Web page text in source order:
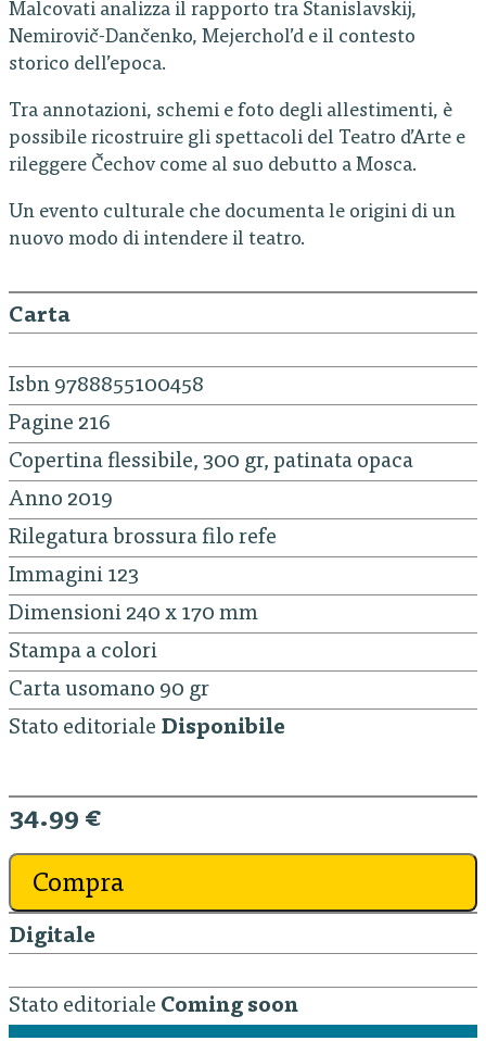
Malcovati analizza il rapporto tra Stanislavskij,
Nemirovič-Dančenko, Mejerchol’d e il contesto
storico dell’epoca.
Tra annotazioni, schemi e foto degli allestimenti, è
possibile ricostruire gli spettacoli del Teatro d’Arte e
rileggere Čechov come al suo debutto a Mosca.
Un evento culturale che documenta le origini di un
nuovo modo di intendere il teatro.
Carta
Isbn 9788855100458
Pagine 216
Copertina flessibile, 300 gr, patinata opaca
Anno 2019
Rilegatura brossura filo refe
Immagini 123
Dimensioni 240 x 170 mm
Stampa a colori
Carta usomano 90 gr
Stato editoriale Disponibile
34.99 €
Compra
Digitale
Stato editoriale Coming soon